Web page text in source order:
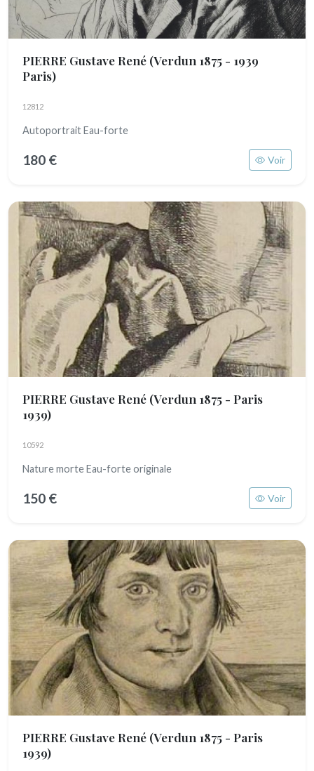
PIERRE Gustave René (Verdun 1875 - 1939
Paris)
12812
Autoportrait Eau-forte
180 € Voir
PIERRE Gustave René (Verdun 1875 - Paris
1939)
10592
Nature morte Eau-forte originale
150 € Voir
PIERRE Gustave René (Verdun 1875 - Paris
1939)